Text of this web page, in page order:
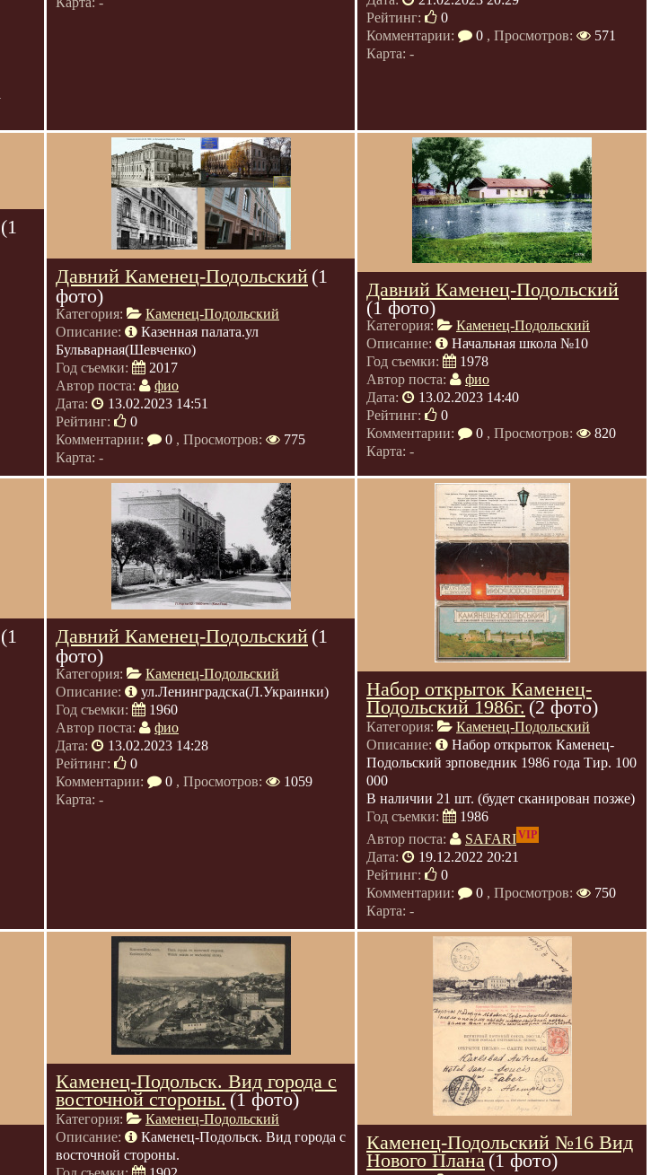
Рейтинг:
0
Комментарии:
0 , Просмотров:
571
Карта: -
(1
Давний Каменец-Подольский (1
фото)
Категория:
Каменец-Подольский
Описание:
Казенная палата.ул
Бульварная(Шевченко)
Год съемки:
2017
Автор поста:
фио
Дата:
13.02.2023 14:51
Рейтинг:
0
Комментарии:
0 , Просмотров:
775
Карта: -
Давний Каменец-Подольский
(1 фото)
Категория:
Каменец-Подольский
Описание:
Начальная школа №10
Год съемки:
1978
Автор поста:
фио
Дата:
13.02.2023 14:40
Рейтинг:
0
Комментарии:
0 , Просмотров:
820
Карта: -
(1
Давний Каменец-Подольский (1
фото)
Категория:
Каменец-Подольский
Описание:
ул.Ленинградска(Л.Украинки)
Год съемки:
1960
Автор поста:
фио
Дата:
13.02.2023 14:28
Рейтинг:
0
Комментарии:
0 , Просмотров:
1059
Карта: -
Набор открыток Каменец-
Подольский 1986г.(2 фото)
Категория:
Каменец-Подольский
Описание:
Набор открыток Каменец-
Подольский зрповедник 1986 года Тир. 100
000
В наличии 21 шт. (будет сканирован позже)
Год съемки:
1986
Автор поста:
SAFARIVIP
Дата:
19.12.2022 20:21
Рейтинг:
0
Комментарии:
0 , Просмотров:
750
Карта: -
Каменец-Подольск. Вид города с
восточной стороны.(1 фото)
Категория:
Каменец-Подольский
Описание:
Каменец-Подольск. Вид города с
восточной стороны.
Каменец-Подольский №16 Вид
Нового Плана(1 фото)